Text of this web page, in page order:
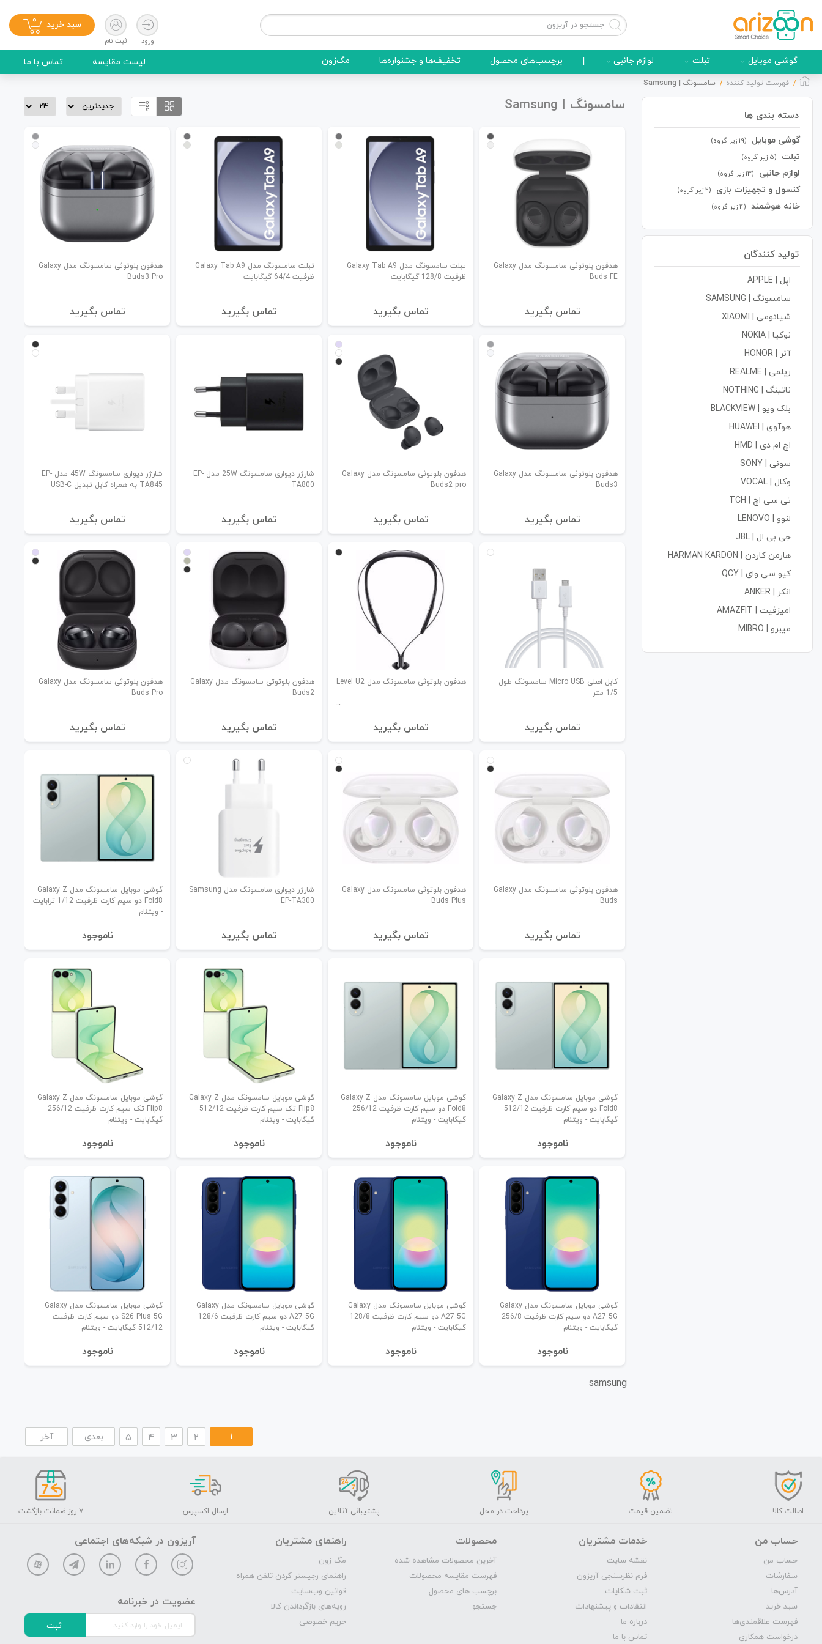
گوشی موبایل
لوازم جانبی
ورود ثبت نام
سبد خرید 0
گوشی موبایل تبلت لوازم جانبی برچسب‌های محصول تخفیف‌ها و جشنواره‌ها مگ‌زون لیست مقایسه تماس با ما
فهرست تولید کننده سامسونگ | Samsung
دسته بندی ها
گوشی موبایل (19 زیر گروه)
تبلت (5 زیر گروه)
لوازم جانبی (13 زیر گروه)
کنسول و تجهیزات بازی (2 زیر گروه)
خانه هوشمند (4 زیر گروه)
تولید کنندگان
اپل | APPLE
سامسونگ | SAMSUNG
شیائومی | XIAOMI
نوکیا | NOKIA
آنر | HONOR
ریلمی | REALME
ناتینگ | NOTHING
بلک ویو | BLACKVIEW
هوآوی | HUAWEI
اچ ام دی | HMD
سونی | SONY
وکال | VOCAL
تی سی اچ | TCH
لنوو | LENOVO
جی بی ال | JBL
هارمن کاردن | HARMAN KARDON
کیو سی وای | QCY
انکر | ANKER
امیزفیت | AMAZFIT
میبرو | MIBRO
سامسونگ | Samsung
هدفون بلوتوثی سامسونگ مدل Galaxy
Buds FE
تماس بگیرید
تبلت سامسونگ مدل Galaxy Tab A9
ظرفیت 128/8 گیگابایت
تماس بگیرید
تبلت سامسونگ مدل Galaxy Tab A9
ظرفیت 64/4 گیگابایت
تماس بگیرید
هدفون بلوتوثی سامسونگ مدل Galaxy
Buds3 Pro
تماس بگیرید
هدفون بلوتوثی سامسونگ مدل Galaxy
Buds3
تماس بگیرید
هدفون بلوتوثی سامسونگ مدل Galaxy
Buds2 pro
تماس بگیرید
شارژر دیواری سامسونگ 25W مدل EP-
TA800
تماس بگیرید
شارژر دیواری سامسونگ 45W مدل EP-
TA845 به همراه کابل تبدیل USB-C
تماس بگیرید
کابل اصلی Micro USB سامسونگ طول
1/5 متر
تماس بگیرید
هدفون بلوتوثی سامسونگ مدل Level U2
تماس بگیرید
هدفون بلوتوثی سامسونگ مدل Galaxy
Buds2
تماس بگیرید
هدفون بلوتوثی سامسونگ مدل Galaxy
Buds Pro
تماس بگیرید
هدفون بلوتوثی سامسونگ مدل Galaxy
Buds
تماس بگیرید
هدفون بلوتوثی سامسونگ مدل Galaxy
Buds Plus
تماس بگیرید
شارژر دیواری سامسونگ مدل Samsung
EP-TA300
تماس بگیرید
گوشی موبایل سامسونگ مدل Galaxy Z
Fold8 دو سیم کارت ظرفیت 1/12 ترابایت
- ویتنام
نا‌موجود
گوشی موبایل سامسونگ مدل Galaxy Z
Fold8 دو سیم کارت ظرفیت 512/12
گیگابایت - ویتنام
نا‌موجود
گوشی موبایل سامسونگ مدل Galaxy Z
Fold8 دو سیم کارت ظرفیت 256/12
گیگابایت - ویتنام
نا‌موجود
گوشی موبایل سامسونگ مدل Galaxy Z
Flip8 تک سیم کارت ظرفیت 512/12
گیگابایت - ویتنام
نا‌موجود
گوشی موبایل سامسونگ مدل Galaxy Z
Flip8 تک سیم کارت ظرفیت 256/12
گیگابایت - ویتنام
نا‌موجود
گوشی موبایل سامسونگ مدل Galaxy
A27 5G دو سیم کارت ظرفیت 256/8
گیگابایت - ویتنام
نا‌موجود
گوشی موبایل سامسونگ مدل Galaxy
A27 5G دو سیم کارت ظرفیت 128/8
گیگابایت - ویتنام
نا‌موجود
گوشی موبایل سامسونگ مدل Galaxy
A27 5G دو سیم کارت ظرفیت 128/6
گیگابایت - ویتنام
نا‌موجود
گوشی موبایل سامسونگ مدل Galaxy
S26 Plus 5G دو سیم کارت ظرفیت
512/12 گیگابایت - ویتنام
نا‌موجود
samsung
1
2
3
4
5 بعدی آخر
اصالت کالا تضمین قیمت پرداخت در محل پشتیبانی آنلاین ارسال اکسپرس ۷ روز ضمانت بازگشت
حساب من
حساب من
سفارشات
آدرس‌ها
سبد خرید
فهرست علاقمندی‌ها
درخواست همکاری
خدمات مشتریان
نقشه سایت
فرم نظرسنجی آریزون
ثبت شکایات
انتقادات و پیشنهادات
درباره ما
تماس با ما
محصولات
آخرین محصولات مشاهده شده
فهرست مقایسه محصولات
برچسب های محصول
جستجو
راهنمای مشتریان
مگ‌ زون
راهنمای رجیستر کردن تلفن همراه
قوانین وب‌سایت
رویه‌‌های بازگرداندن کالا
حریم خصوصی
آریزون در شبکه‌های اجتماعی
عضویت در خبرنامه
ثبت